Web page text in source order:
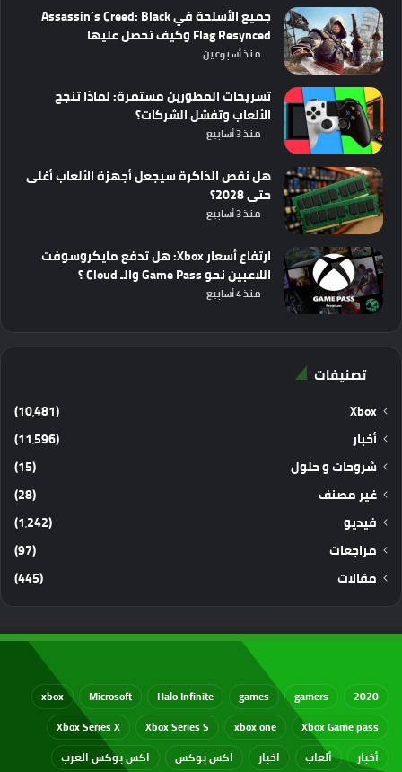
جميع الأسلحة في Assassin’s Creed: Black
Flag Resynced وكيف تحصل عليها
منذ أسبوعين
تسريحات المطورين مستمرة: لماذا تنجح
الألعاب وتفشل الشركات؟
منذ 3 أسابيع
هل نقص الذاكرة سيجعل أجهزة الألعاب أغلى
حتى 2028؟
منذ 3 أسابيع
ارتفاع أسعار Xbox: هل تدفع مايكروسوفت
اللاعبين نحو Game Pass والـ Cloud ؟
منذ 4 أسابيع
تصنيفات
Xbox
(10٬481)
أخبار
(11٬596)
شروحات و حلول
(15)
غير مصنف
(28)
فيديو
(1٬242)
مراجعات
(97)
مقالات
(445)
2020
gamers
games
Halo Infinite
Microsoft
xbox
Xbox Game pass
xbox one
Xbox Series S
Xbox Series X
أخبار
ألعاب اخبار اكس بوكس
اكس بوكس العرب